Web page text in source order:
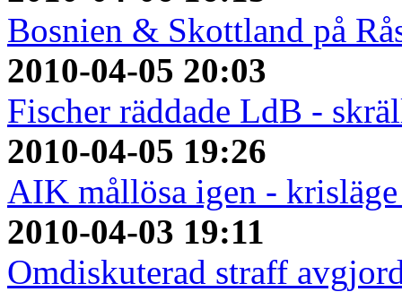
Bosnien & Skottland på
2010-04-05 20:03
Fischer räddade LdB -
2010-04-05 19:26
AIK mållösa igen - krisläge
2010-04-03 19:11
Omdiskuterad straff